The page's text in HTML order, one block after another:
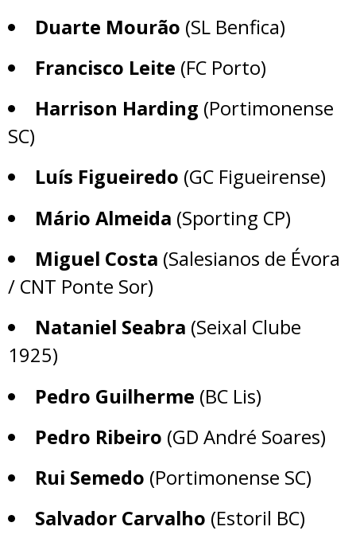
Duarte Mourão (SL Benfica)
Francisco Leite (FC Porto)
Harrison Harding (Portimonense
SC)
Luís Figueiredo (GC Figueirense)
Mário Almeida (Sporting CP)
Miguel Costa (Salesianos de Évora
/ CNT Ponte Sor)
Nataniel Seabra (Seixal Clube
1925)
Pedro Guilherme (BC Lis)
Pedro Ribeiro (GD André Soares)
Rui Semedo (Portimonense SC)
Salvador Carvalho (Estoril BC)